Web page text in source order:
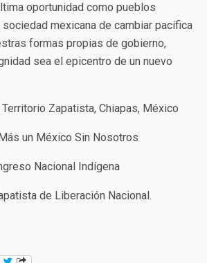
oportunidad como pueblos
mexicana de cambiar pacífica
formas propias de gobierno,
sea el epicentro de un nuevo
Zapatista, Chiapas, México
un México Sin Nosotros
Nacional Indígena
de Liberación Nacional.